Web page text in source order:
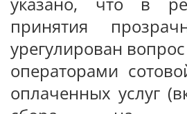
принятия
урегулирован
операторами
оплаченных услуг